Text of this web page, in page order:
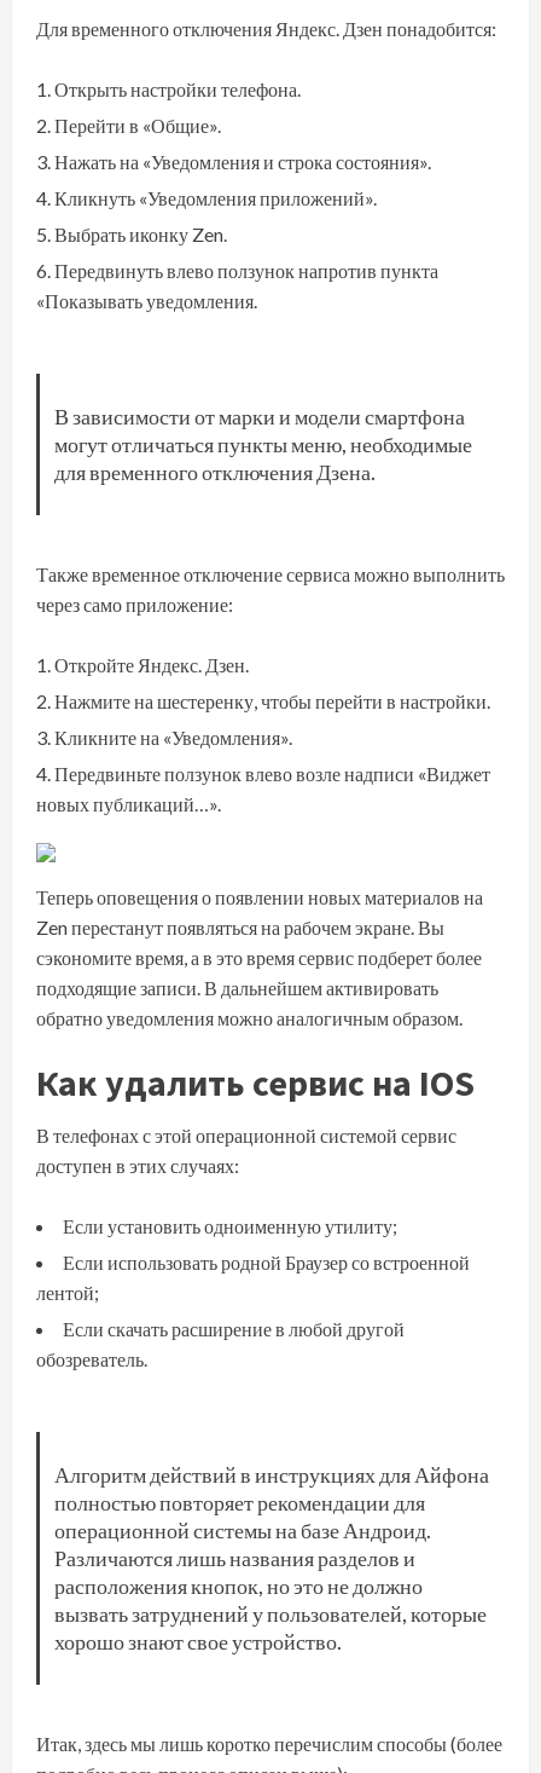
Для временного отключения Яндекс. Дзен понадобится:
Открыть настройки телефона.
Перейти в «Общие».
Нажать на «Уведомления и строка состояния».
Кликнуть «Уведомления приложений».
Выбрать иконку Zen.
Передвинуть влево ползунок напротив пункта
«Показывать уведомления.
В зависимости от марки и модели смартфона
могут отличаться пункты меню, необходимые
для временного отключения Дзена.
Также временное отключение сервиса можно выполнить
через само приложение:
Откройте Яндекс. Дзен.
Нажмите на шестеренку, чтобы перейти в настройки.
Кликните на «Уведомления».
Передвиньте ползунок влево возле надписи «Виджет
новых публикаций…».
Теперь оповещения о появлении новых материалов на
Zen перестанут появляться на рабочем экране. Вы
сэкономите время, а в это время сервис подберет более
подходящие записи. В дальнейшем активировать
обратно уведомления можно аналогичным образом.
Как удалить сервис на IOS
В телефонах с этой операционной системой сервис
доступен в этих случаях:
Если установить одноименную утилиту;
Если использовать родной Браузер со встроенной
лентой;
Если скачать расширение в любой другой
обозреватель.
Алгоритм действий в инструкциях для Айфона
полностью повторяет рекомендации для
операционной системы на базе Андроид.
Различаются лишь названия разделов и
расположения кнопок, но это не должно
вызвать затруднений у пользователей, которые
хорошо знают свое устройство.
Итак, здесь мы лишь коротко перечислим способы (более